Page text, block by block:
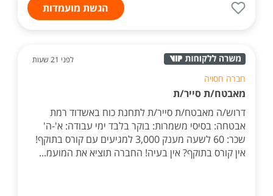
הגשת מועמדות
לפני 21 שעות
חברה חסויה
מאבטח/ת סייר/ת
דרוש/ה מאבטח/ת סייר/ת לתחנת כוח באשדוד רמת
אבטחה: בסיסי משמרות: בוקר בלבד ימי עבודה: א'-ה'
שכר: 60 לשעה מענק 3,000 למגיעים עם קורס בתוקף!
אין קורס בתוקף? אין בעיה! החברה תוציא את המועמ...